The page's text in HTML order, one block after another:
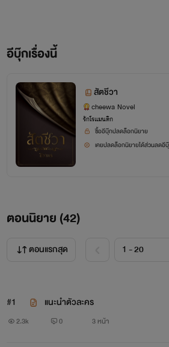
ใบหน้าหวานช่ำน้ำชวนหลงใหล สะกดส
อาจละสายตา
“โตแล้วจริงๆเสียด้วย”
อีบุ๊กเรื่องนี้
สัตชีวา
cheewa Novel
รักโรแมนติก
ซื้ออีบุ๊กปลดล็อกนิยาย
เคยปลดล็อกนิยายได้ส่วนลดอี
ตอนนิยาย (42)
ตอนแรกสุด
#1 แนะนำตัวละคร
2.3k 0 3 หน้า